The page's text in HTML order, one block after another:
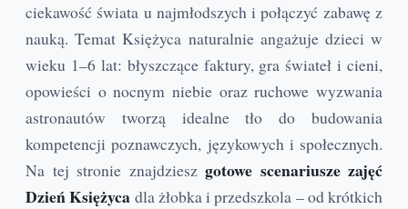
ciekawość świata u najmłodszych i połączyć zabawę z
nauką. Temat Księżyca naturalnie angażuje dzieci w
wieku 1–6 lat: błyszczące faktury, gra świateł i cieni,
opowieści o nocnym niebie oraz ruchowe wyzwania
astronautów tworzą idealne tło do budowania
kompetencji poznawczych, językowych i społecznych.
Na tej stronie znajdziesz gotowe scenariusze zajęć
Dzień Księżyca dla żłobka i przedszkola – od krótkich